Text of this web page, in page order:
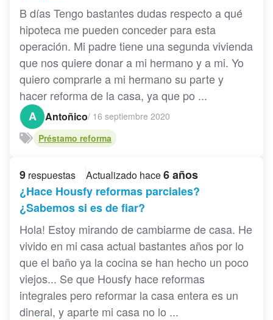
B días Tengo bastantes dudas respecto a qué
hipoteca me pueden conceder para esta
operación. Mi padre tiene una segunda vivienda
que nos quiere donar a mi hermano y a mi. Yo
quiero comprarle a mi hermano su parte y
hacer reforma de la casa, ya que po ...
A
Antoñico/ 16 septiembre 2020
Préstamo reforma
9 respuestas Actualizado hace6 años
¿Hace Housfy reformas parciales?
¿Sabemos si es de fiar?
Hola! Estoy mirando de cambiarme de casa. He
vivido en mi casa actual bastantes años por lo
que el baño ya la cocina se han hecho un poco
viejos... Se que Housfy hace reformas
integrales pero reformar la casa entera es un
dineral, y aparte mi casa no lo ...